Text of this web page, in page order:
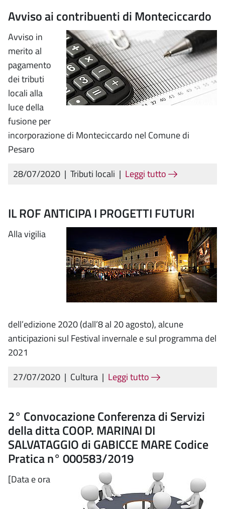
Avviso ai contribuenti di Monteciccardo
Avviso in
merito al
pagamento
dei tributi
locali alla
luce della
fusione per
incorporazione di Monteciccardo nel Comune di
Pesaro
28/07/2020 | Tributi locali | Leggi tutto
IL ROF ANTICIPA I PROGETTI FUTURI
Alla vigilia
dell’edizione 2020 (dall’8 al 20 agosto), alcune
anticipazioni sul Festival invernale e sul programma del
2021
27/07/2020 | Cultura | Leggi tutto
2° Convocazione Conferenza di Servizi
della ditta COOP. MARINAI DI
SALVATAGGIO di GABICCE MARE Codice
Pratica n° 000583/2019
[Data e ora